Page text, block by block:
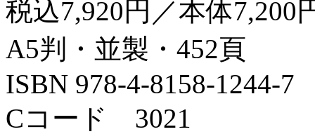
税込7,920円／本体7,200
A5判・並製・452頁
ISBN 978-4-8158-1244-7
Cコード 3021